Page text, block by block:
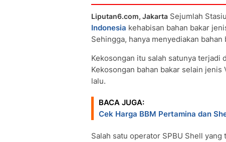
Liputan6.com, Jakarta Sejumlah
Indonesia kehabisan bahan bakar
Sehingga, hanya menyediakan
Kekosongan itu salah satunya terjadi
Kekosongan bahan bakar selain
lalu.
BACA JUGA:
Cek Harga BBM Pertamina dan
Salah satu operator SPBU Shell